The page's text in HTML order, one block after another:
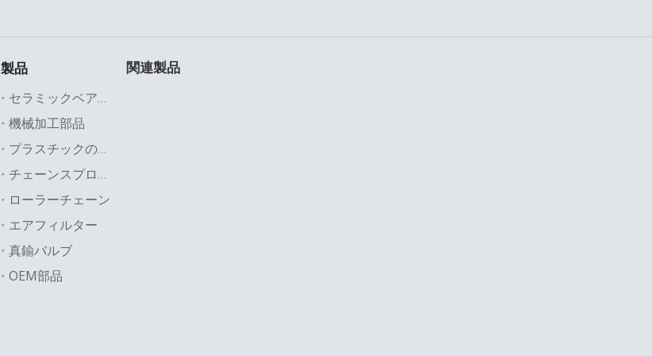
製品
セラミックベアリング
機械加工部品
プラスチックの部品
チェーンスプロケット
ローラーチェーン
エアフィルター
真鍮バルブ
OEM部品
関連製品